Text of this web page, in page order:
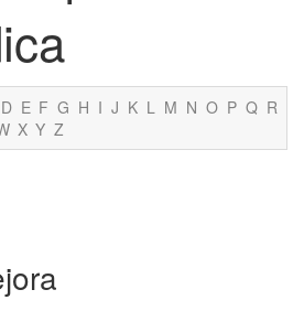
D E F G H I J K L M N O P Q R
X Y Z